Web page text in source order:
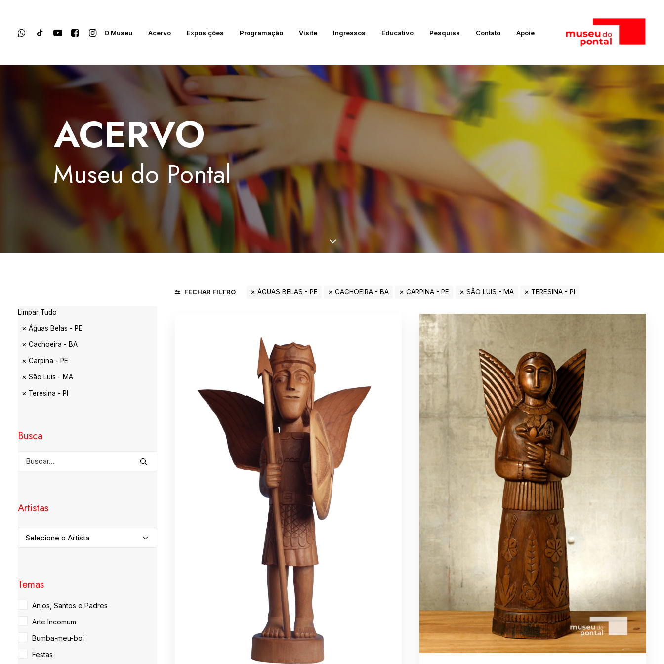
O Museu Acervo Exposições Programação Visite Ingressos Educativo Pesquisa Contato Apoie
ACERVO
Museu do Pontal
Limpar Tudo
Águas Belas - PE
Cachoeira - BA
Carpina - PE
São Luis - MA
Teresina - PI
Busca
Artistas
Temas
Anjos, Santos e Padres
Arte Incomum
Bumba-meu-boi
Festas
FECHAR FILTRO ÁGUAS BELAS - PE CACHOEIRA - BA CARPINA - PE SÃO LUIS - MA TERESINA - PI